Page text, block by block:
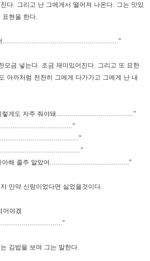
다. 그리고 난 그에게서 떨어져 나온다.
그는 맛있
현을 한다.
............................................................"
모금 넣는다. 조금 재미있어진다. 그리고 또 묘한
아까처럼 천천히 그에게 다가가고 그에게 난 내
렇게도 자주 줘야돼........................................"
아해 줄주 알았어........................................."
만약 신랑이었다면 싫었을것이다.
어야겠
김밥을 보며 그는 말한다.